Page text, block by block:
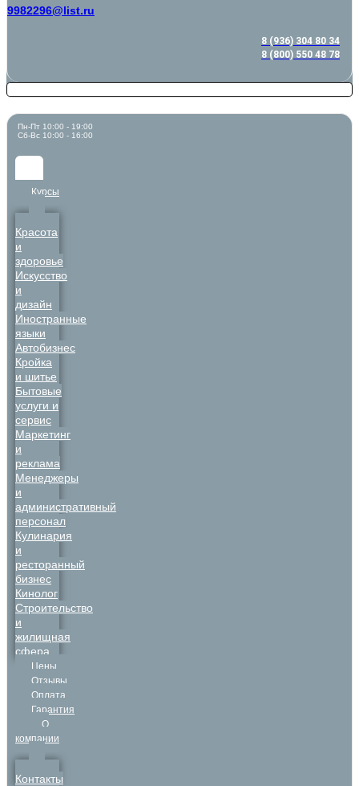
9982296@list.ru
8 (936) 304 80 34
8 (800) 550 48 78
Пн-Пт 10:00 - 19:00
Сб-Вс 10:00 - 16:00
Курсы
Красота
и
здоровье
Искусство
и
дизайн
Иностранные
языки
Автобизнес
Кройка
и шитье
Бытовые
услуги и
сервис
Маркетинг
и
реклама
Менеджеры
и
административный
персонал
Кулинария
и
ресторанный
бизнес
Кинолог
Строительство
и
жилищная
сфера
Цены
Отзывы
Оплата
Гарантия
О
компании
Контакты